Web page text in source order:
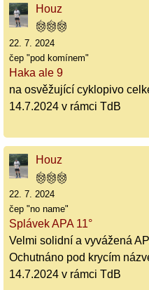
Houz
22. 7. 2024
čep "pod komínem"
Haka ale 9
na osvěžující cyklopivo
14.7.2024 v rámci TdB
Houz
22. 7. 2024
čep "no name"
Splávek APA 11°
Velmi solidní a vyvážená
Ochutnáno pod krycím
14.7.2024 v rámci TdB